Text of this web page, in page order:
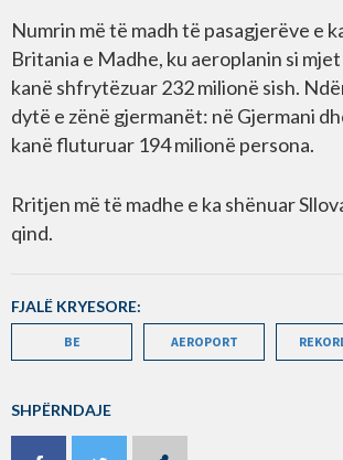
Numrin më të madh të pasagjerëve e
Britania e Madhe, ku aeroplanin si
kanë shfrytëzuar 232 milionë sish.
dytë e zënë gjermanët: në Gjermani
kanë fluturuar 194 milionë persona.
Rritjen më të madhe e ka shënuar
qind.
FJALË KRYESORE:
BE AEROPORT
SHPËRNDAJE